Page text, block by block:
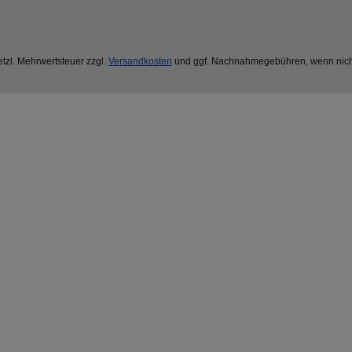
Mehrwertsteuer zzgl. Versandkosten und ggf. Nachnahmegebühren, wenn